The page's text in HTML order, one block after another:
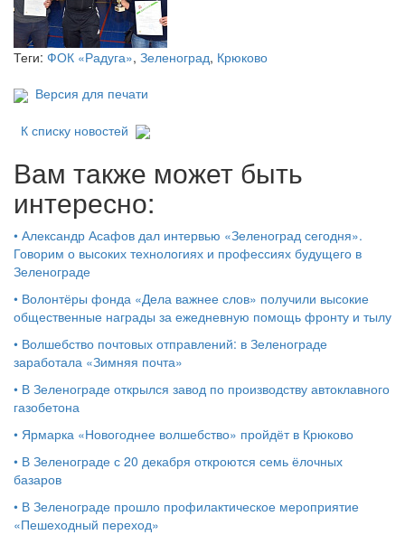
Теги: ФОК «Радуга», Зеленоград, Крюково
Версия для печати
К списку новостей
Вам также может быть
интересно:
• Александр Асафов дал интервью «Зеленоград сегодня».
Говорим о высоких технологиях и профессиях будущего в
Зеленограде
• Волонтёры фонда «Дела важнее слов» получили высокие
общественные награды за ежедневную помощь фронту и тылу
• Волшебство почтовых отправлений: в Зеленограде
заработала «Зимняя почта»
• В Зеленограде открылся завод по производству автоклавного
газобетона
• Ярмарка «Новогоднее волшебство» пройдёт в Крюково
• В Зеленограде с 20 декабря откроются семь ёлочных
базаров
• В Зеленограде прошло профилактическое мероприятие
«Пешеходный переход»